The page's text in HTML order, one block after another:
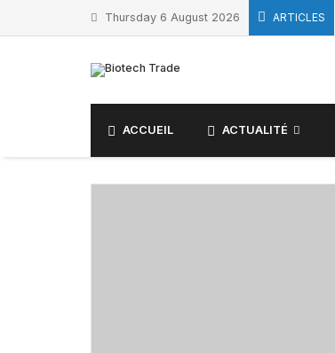
Thursday 6 August 2026 ARTICLES
ACCUEIL ACTUALITÉ